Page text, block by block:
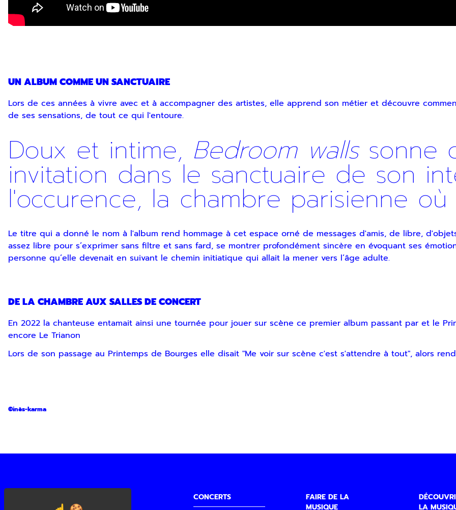
UN ALBUM COMME UN SANCTUAIRE
Lors de ces années à vivre avec et à accompagner des artistes, elle apprend son métier et découvre
de ses sensations, de tout ce qui l'entoure.
Doux et intime, Bedroom wallssonne
invitation dans le sanctuaire de son
l'occurence, la chambre parisienne
Le titre qui a donné le nom à l'album rend hommage à cet espace orné de messages d'amis, de libre,
assez libre pour s’exprimer sans filtre et sans fard, se montrer profondément sincère en évoquant ses
personne qu’elle devenait en suivant le chemin initiatique qui allait la mener vers l’âge adulte.
DE LA CHAMBRE AUX SALLES DE CONCERT
En 2022 la chanteuse entamait ainsi une tournée pour jouer sur scène ce premier album passant par et le
encore Le Trianon
Lors de son passage au Printemps de Bourges elle disait "Me voir sur scène c'est s'attendre à tout", alors
©inès-karma
CONCERTS
FAIRE DE LA
MUSIQUE
LA